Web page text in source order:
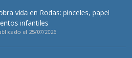
vida en Rodas: pinceles, papel
infantiles
el 25/07/2026